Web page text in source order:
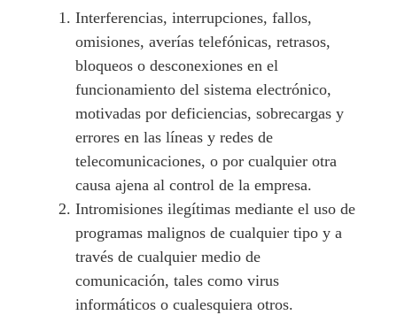
Interferencias, interrupciones, fallos,
omisiones, averías telefónicas, retrasos,
bloqueos o desconexiones en el
funcionamiento del sistema electrónico,
motivadas por deficiencias, sobrecargas y
errores en las líneas y redes de
telecomunicaciones, o por cualquier otra
causa ajena al control de la empresa.
Intromisiones ilegítimas mediante el uso de
programas malignos de cualquier tipo y a
través de cualquier medio de
comunicación, tales como virus
informáticos o cualesquiera otros.